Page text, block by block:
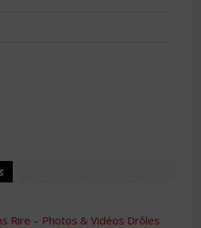
Rire – Photos & Vidéos Drôles